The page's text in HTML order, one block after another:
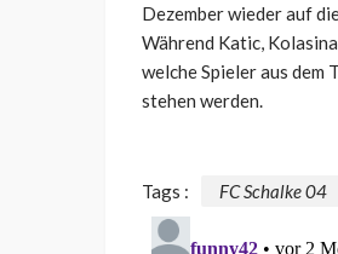
Dezember wieder auf
Während Katic,
welche Spieler aus dem
stehen werden.
Tags : FC Schalke 04